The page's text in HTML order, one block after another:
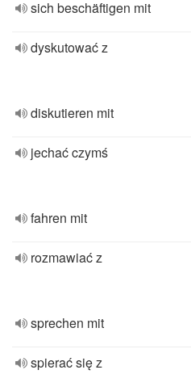
sich beschäftigen mit
dyskutować z
diskutieren mit
jechać czymś
fahren mit
rozmawiać z
sprechen mit
spierać się z